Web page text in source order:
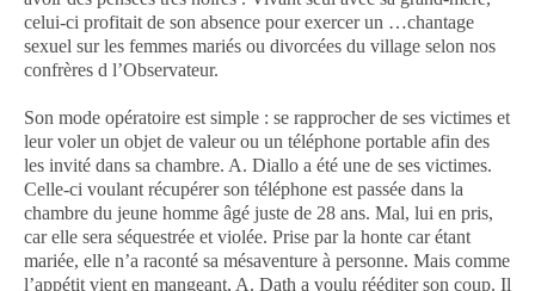
celui-ci profitait de son absence pour exercer un …chantage
sexuel sur les femmes mariés ou divorcées du village selon nos
confrères d l’Observateur.
Son mode opératoire est simple : se rapprocher de ses victimes et
leur voler un objet de valeur ou un téléphone portable afin des
les invité dans sa chambre. A. Diallo a été une de ses victimes.
Celle-ci voulant récupérer son téléphone est passée dans la
chambre du jeune homme âgé juste de 28 ans. Mal, lui en pris,
car elle sera séquestrée et violée. Prise par la honte car étant
mariée, elle n’a raconté sa mésaventure à personne. Mais comme
l’appétit vient en mangeant, A. Dath a voulu rééditer son coup. Il